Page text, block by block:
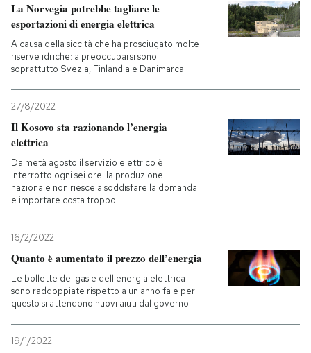
La Norvegia potrebbe tagliare le
esportazioni di energia elettrica
A causa della siccità che ha prosciugato molte
riserve idriche: a preoccuparsi sono
soprattutto Svezia, Finlandia e Danimarca
27/8/2022
Il Kosovo sta razionando l’energia
elettrica
Da metà agosto il servizio elettrico è
interrotto ogni sei ore: la produzione
nazionale non riesce a soddisfare la domanda
e importare costa troppo
16/2/2022
Quanto è aumentato il prezzo dell’energia
Le bollette del gas e dell'energia elettrica
sono raddoppiate rispetto a un anno fa e per
questo si attendono nuovi aiuti dal governo
19/1/2022